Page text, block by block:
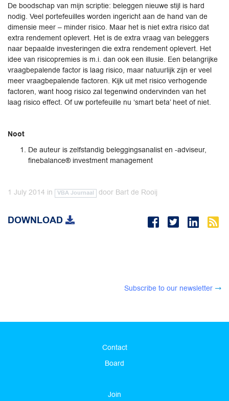
De boodschap van mijn scriptie: beleggen nieuwe stijl is hard
nodig. Veel portefeuilles worden ingericht aan de hand van de
dimensie meer – minder risico. Maar het is niet extra risico dat
extra rendement oplevert. Het is de extra vraag van beleggers
naar bepaalde investeringen die extra rendement oplevert. Het
idee van risicopremies is m.i. dan ook een illusie. Een belangrijke
vraagbepalende factor is laag risico, maar natuurlijk zijn er veel
meer vraagbepalende factoren. Kijk uit met risico verhogende
factoren, want hoog risico zal tegenwind ondervinden van het
laag risico effect. Of uw portefeuille nu ‘smart beta’ heet of niet.
Noot
De auteur is zelfstandig beleggingsanalist en -adviseur,
finebalance® investment management
1 July 2014 in VBA Journaal door Bart de Rooij
DOWNLOAD
Subscribe to our newsletter
Contact
Board
Join